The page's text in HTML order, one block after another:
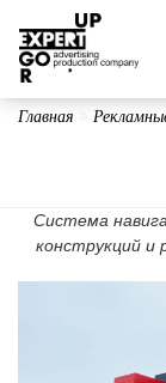
содержимому
Главная
Система
конструкций и
Навигация
по